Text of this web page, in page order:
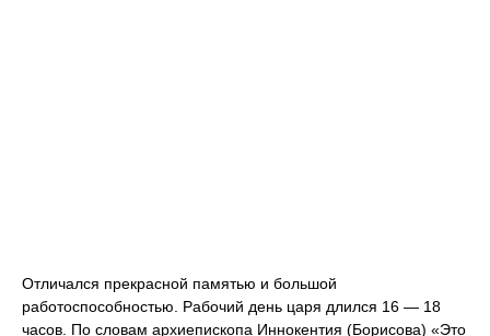
Отличался прекрасной памятью и большой
работоспособностью. Рабочий день царя длился 16 — 18
часов. По словам архиепископа Иннокентия (Борисова) «Это